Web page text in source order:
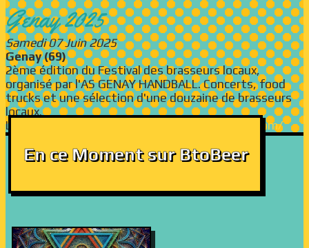
Genay 2025
Samedi 07 Juin 2025
Genay (69)
2ème édition du Festival des brasseurs locaux,
organisé par l'AS GENAY HANDBALL. Concerts, food
trucks et une sélection d'une douzaine de brasseurs
locaux.
Lien :
https://www.festival-brasseurs-locaux.com/
En ce Moment sur BtoBeer